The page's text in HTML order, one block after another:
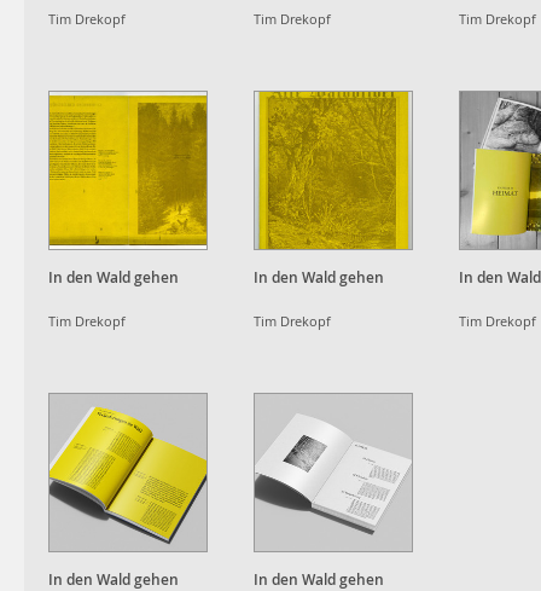
Tim Drekopf Tim Drekopf Tim Drekopf
In den Wald gehen
Tim Drekopf
In den Wald gehen
Tim Drekopf
In den
Tim Drekopf
In den Wald gehen In den Wald gehen